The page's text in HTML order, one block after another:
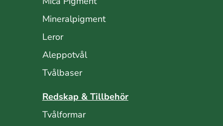
Mineralpigment
Leror
Aleppotvål
Tvålbaser
Redskap & Tillbehör
Tvålformar